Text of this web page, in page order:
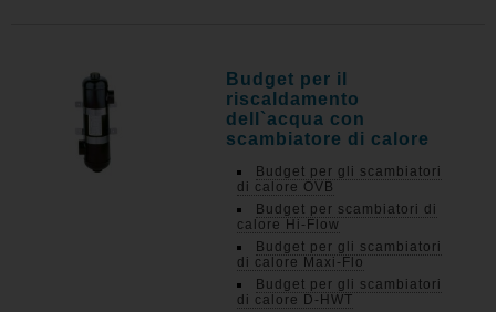
Budget per il
riscaldamento
dell`acqua con
scambiatore di calore
Budget per gli scambiatori
di calore OVB
Budget per scambiatori di
calore Hi-Flow
Budget per gli scambiatori
di calore Maxi-Flo
Budget per gli scambiatori
di calore D-HWT